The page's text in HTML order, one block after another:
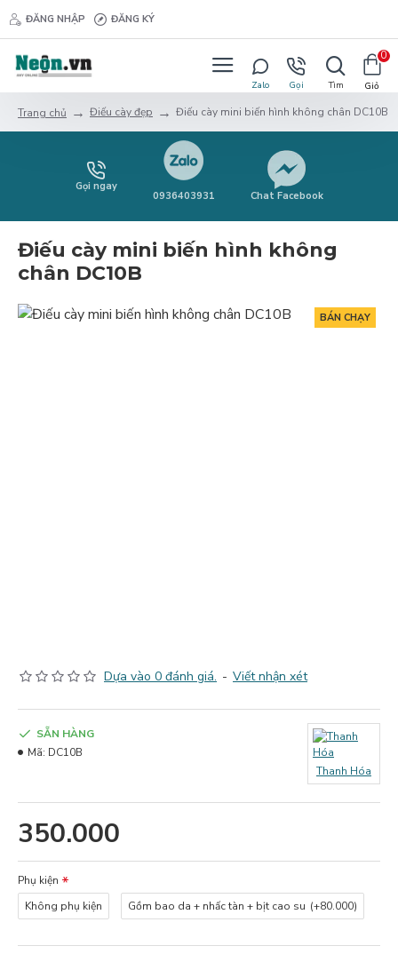
ĐĂNG NHẬP ĐĂNG KÝ
0
Trang chủ Điếu cày đẹp Điếu cày mini biến hình không chân DC10B
Gọi ngay
0936403931 Chat Facebook
Điếu cày mini biến hình không
chân DC10B
BÁN CHẠY
Dựa vào 0 đánh giá. - Viết nhận xét
350.000
SẴN HÀNG
Mã: DC10B
Thanh Hóa
Phụ kiện
Không phụ kiện
Gồm bao da + nhấc tàn + bịt cao su (+80.000)